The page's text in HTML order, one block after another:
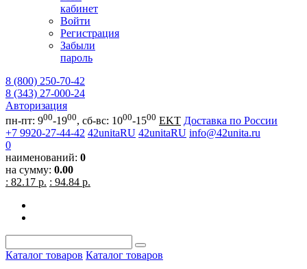
кабинет
Войти
Регистрация
Забыли
пароль
8 (800) 250-70-42
8 (343) 27-000-24
Авторизация
пн-пт: 900-1900, сб-вс: 1000-1500 EKT Доставка по России
+7 9920-27-44-42 42unitaRU 42unitaRU info@42unita.ru
0
наименований: 0
на сумму: 0.00
: 82.17 р. : 94.84 р.
Каталог товаров Каталог товаров